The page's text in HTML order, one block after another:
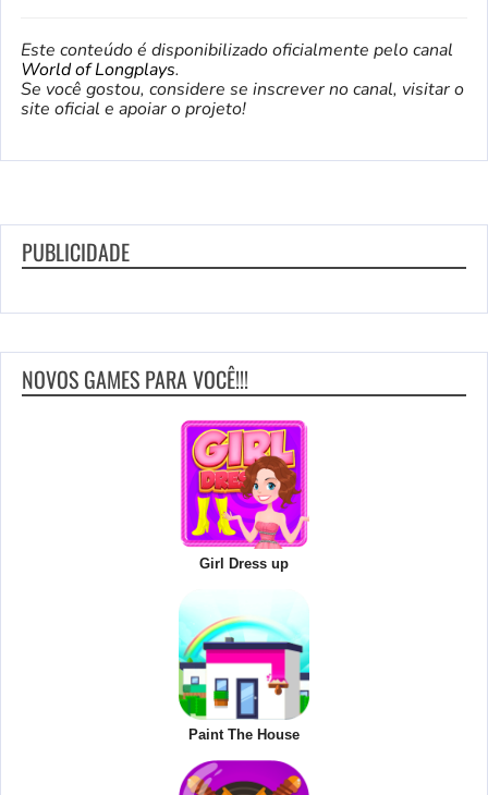
Este conteúdo é disponibilizado oficialmente pelo canal
World of Longplays.
Se você gostou, considere se inscrever no canal, visitar o
site oficial e apoiar o projeto!
PUBLICIDADE
NOVOS GAMES PARA VOCÊ!!!
Girl Dress up
Paint The House